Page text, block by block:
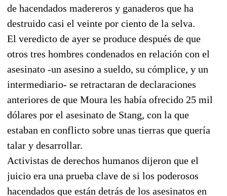
de hacendados madereros y ganaderos que ha
destruido casi el veinte por ciento de la selva.
El veredicto de ayer se produce después de que
otros tres hombres condenados en relación con el
asesinato -un asesino a sueldo, su cómplice, y un
intermediario- se retractaran de declaraciones
anteriores de que Moura les había ofrecido 25 mil
dólares por el asesinato de Stang, con la que
estaban en conflicto sobre unas tierras que quería
talar y desarrollar.
Activistas de derechos humanos dijeron que el
juicio era una prueba clave de si los poderosos
hacendados que están detrás de los asesinatos en